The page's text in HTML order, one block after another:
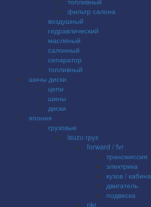
фильтр салона
воздушный
гидравлический
масляный
салонный
сепаратор
топливный
шины диски
цепи
шины
диски
япония
грузовые
isuzu груз
forward / fvr
трансмиссия
электрика
кузов / кабина
двигатель
подвеска
nkr